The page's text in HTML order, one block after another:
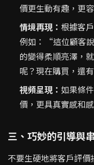
價更生動有趣，更
情境再現： 根據客
例如：“這位顧客
的變得柔順亮澤，
呢？現在購買，還
視頻呈現： 如果條
價，更具真實感和
三、巧妙的引導與
不要生硬地將客戶評